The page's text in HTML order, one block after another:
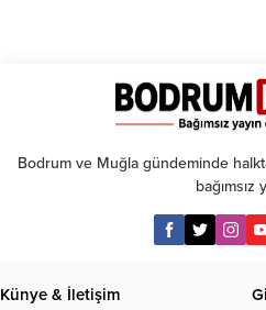
Bodrum ve Muğla gündeminde
bağımsız
Künye & İletişim